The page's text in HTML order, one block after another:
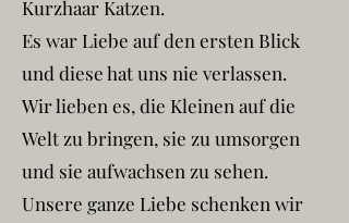
Kurzhaar Katzen.
Es war Liebe auf den ersten Blick
und diese hat uns nie verlassen.
Wir lieben es, die Kleinen auf die
Welt zu bringen, sie zu umsorgen
und sie aufwachsen zu sehen.
Unsere ganze Liebe schenken wir